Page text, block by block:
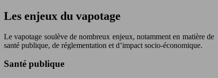
Les enjeux du vapotage
Le vapotage soulève de nombreux enjeux, notamment en matière de
santé publique, de réglementation et d’impact socio-économique.
Santé publique